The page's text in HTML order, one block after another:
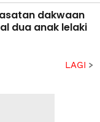
dakwaan
dua anak lelaki
LAGI